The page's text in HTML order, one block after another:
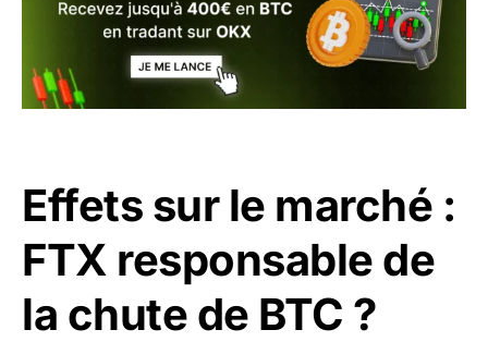
Effets sur le marché :
FTX responsable de
la chute de BTC ?